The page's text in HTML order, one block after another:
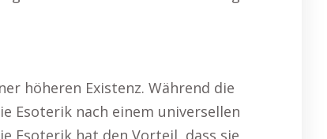
höheren Existenz. Während die
Esoterik nach einem universellen